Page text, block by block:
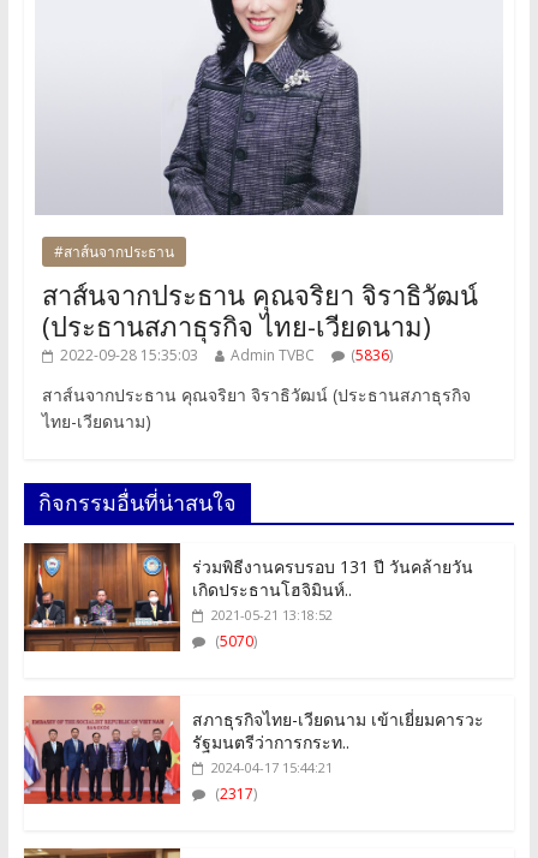
#สาส์นจากประธาน
สาส์นจากประธาน คุณจริยา จิราธิวัฒน์
(ประธานสภาธุรกิจ ไทย-เวียดนาม)
2022-09-28 15:35:03 Admin TVBC (5836)
สาส์นจากประธาน คุณจริยา จิราธิวัฒน์ (ประธานสภาธุรกิจ
ไทย-เวียดนาม)
กิจกรรมอื่นที่น่าสนใจ
ร่วมพิธีงานครบรอบ 131 ปี วันคล้ายวัน
เกิดประธานโฮจิมินห์..
2021-05-21 13:18:52
(5070)
สภาธุรกิจไทย-เวียดนาม เข้าเยี่ยมคารวะ
รัฐมนตรีว่าการกระท..
2024-04-17 15:44:21
(2317)